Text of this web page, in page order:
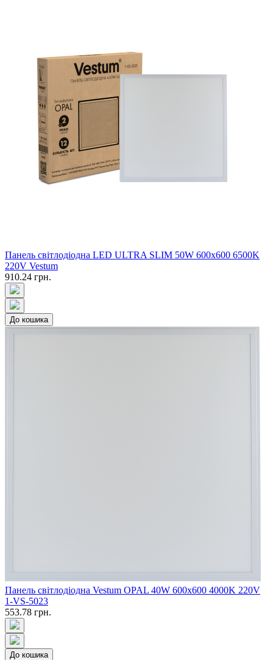
Панель свiтлодiодна LED ULTRA SLIM 50W 600x600 6500K
220V Vestum
910.24 грн.
До кошика
Панель світлодіодна Vestum OPAL 40W 600x600 4000K 220V
1-VS-5023
553.78 грн.
До кошика